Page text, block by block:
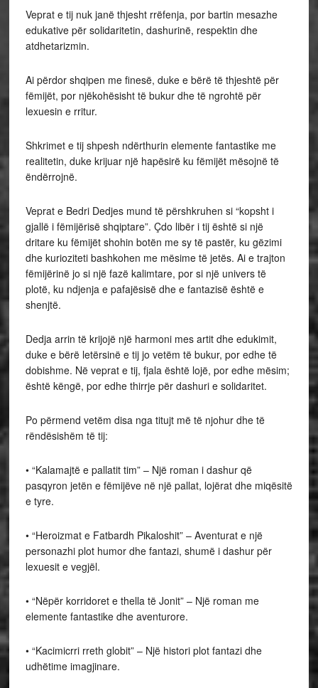
Veprat e tij nuk janë thjesht rrëfenja, por bartin mesazhe
edukative për solidaritetin, dashurinë, respektin dhe
atdhetarizmin.
Ai përdor shqipen me finesë, duke e bërë të thjeshtë për
fëmijët, por njëkohësisht të bukur dhe të ngrohtë për
lexuesin e rritur.
Shkrimet e tij shpesh ndërthurin elemente fantastike me
realitetin, duke krijuar një hapësirë ku fëmijët mësojnë të
ëndërrojnë.
Veprat e Bedri Dedjes mund të përshkruhen si “kopsht i
gjallë i fëmijërisë shqiptare”. Çdo libër i tij është si një
dritare ku fëmijët shohin botën me sy të pastër, ku gëzimi
dhe kurioziteti bashkohen me mësime të jetës. Ai e trajton
fëmijërinë jo si një fazë kalimtare, por si një univers të
plotë, ku ndjenja e pafajësisë dhe e fantazisë është e
shenjtë.
Dedja arrin të krijojë një harmoni mes artit dhe edukimit,
duke e bërë letërsinë e tij jo vetëm të bukur, por edhe të
dobishme. Në veprat e tij, fjala është lojë, por edhe mësim;
është këngë, por edhe thirrje për dashuri e solidaritet.
Po përmend vetëm disa nga titujt më të njohur dhe të
rëndësishëm të tij:
• “Kalamajtë e pallatit tim” – Një roman i dashur që
pasqyron jetën e fëmijëve në një pallat, lojërat dhe miqësitë
e tyre.
• “Heroizmat e Fatbardh Pikaloshit” – Aventurat e një
personazhi plot humor dhe fantazi, shumë i dashur për
lexuesit e vegjël.
• “Nëpër korridoret e thella të Jonit” – Një roman me
elemente fantastike dhe aventurore.
• “Kacimicrri rreth globit” – Një histori plot fantazi dhe
udhëtime imagjinare.